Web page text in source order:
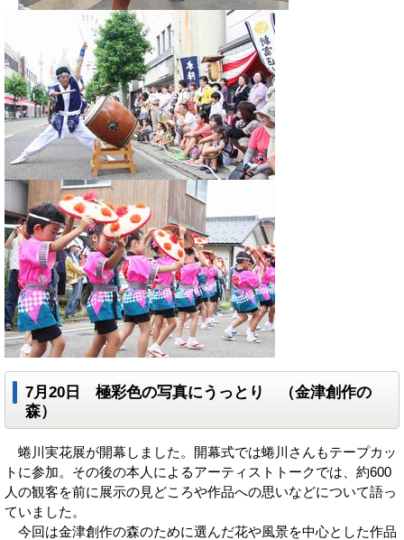
7月20日 極彩色の写真にうっとり （金津創作の
森）
蜷川実花展が開幕しました。開幕式では蜷川さんもテープカッ
トに参加。その後の本人によるアーティストトークでは、約600
人の観客を前に展示の見どころや作品への思いなどについて語っ
ていました。
今回は金津創作の森のために選んだ花や風景を中心とした作品